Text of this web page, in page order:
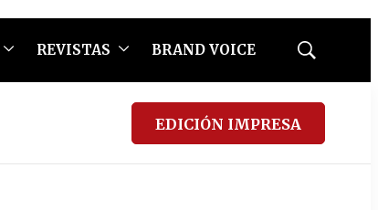
REVISTAS BRAND VOICE
Mostrar
EDICIÓN IMPRESA